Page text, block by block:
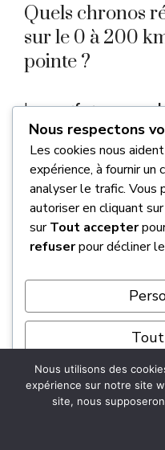
Quels chronos
sur le 0 à 200
pointe ?
Lesperformances
positionnement
l’accélération de 0 à
seulement 7,2
place directement
carénées. En termes
1000 R atteint 280
sécurisée par les
charge
plaquer le train
Quel budget
l’acquisition
quelles sont les
Nous respectons
Les cookies nous
expérience, à fournir
analyser le trafic. Vous
autoriser en cliquant sur
surTout accepter
refuserpour décliner
Tout
Nous utilisons des
expérience sur notre site
site, nous